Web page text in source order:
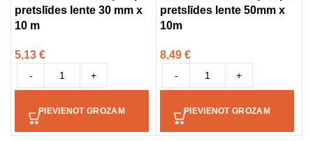
pretslīdes lente 30 mm x
10 m
5,13 €
- +
PIEVIENOT GROZAM
pretslīdes lente 50mm x
10m
8,49 €
- +
PIEVIENOT GROZAM